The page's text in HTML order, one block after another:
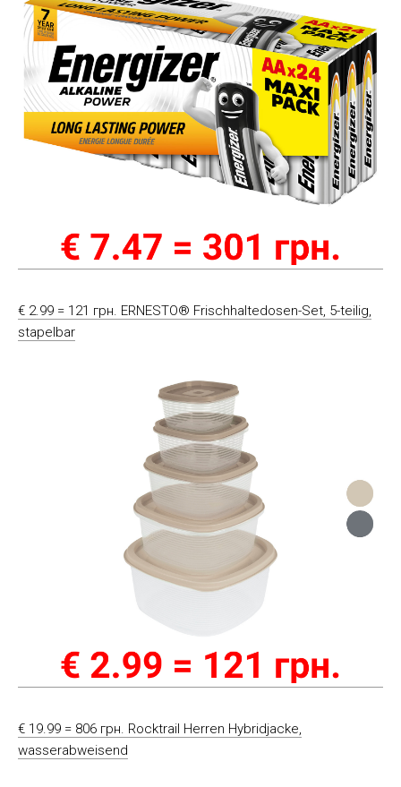
€ 2.99 = 121 грн. ERNESTO® Frischhaltedosen-Set, 5-teilig,
stapelbar
€ 19.99 = 806 грн. Rocktrail Herren Hybridjacke,
wasserabweisend